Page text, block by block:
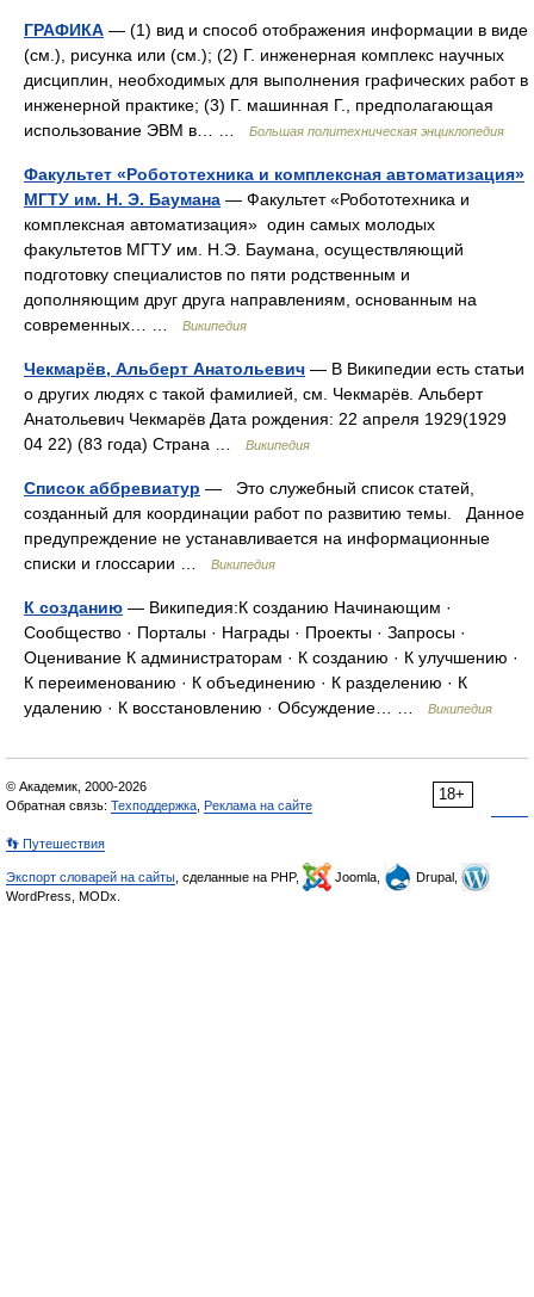
ГРАФИКА — (1) вид и способ отображения информации в виде
(см.), рисунка или (см.); (2) Г. инженерная комплекс научных
дисциплин, необходимых для выполнения графических работ в
инженерной практике; (3) Г. машинная Г., предполагающая
использование ЭВМ в… …
Большая политехническая энциклопедия
Факультет «Робототехника и комплексная автоматизация»
МГТУ им. Н. Э. Баумана — Факультет «Робототехника и
комплексная автоматизация» один самых молодых
факультетов МГТУ им. Н.Э. Баумана, осуществляющий
подготовку специалистов по пяти родственным и
дополняющим друг друга направлениям, основанным на
современных… …
Википедия
Чекмарёв, Альберт Анатольевич — В Википедии есть статьи
о других людях с такой фамилией, см. Чекмарёв. Альберт
Анатольевич Чекмарёв Дата рождения: 22 апреля 1929(1929
04 22) (83 года) Страна …
Википедия
Список аббревиатур — Это служебный список статей,
созданный для координации работ по развитию темы. Данное
предупреждение не устанавливается на информационные
списки и глоссарии …
Википедия
К созданию — Википедия:К созданию Начинающим ·
Сообщество · Порталы · Награды · Проекты · Запросы ·
Оценивание К администраторам · К созданию · К улучшению ·
К переименованию · К объединению · К разделению · К
удалению · К восстановлению · Обсуждение… …
Википедия
18+
© Академик, 2000-2026
Обратная связь: Техподдержка Реклама на сайте
👣 Путешествия
Экспорт словарей на сайты , сделанные на PHP, Joomla,
Drupal,
WordPress, MODx.